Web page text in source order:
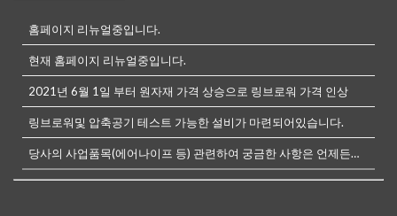
홈페이지 리뉴얼중입니다.
현재 홈페이지 리뉴얼중입니다.
2021년 6월 1일 부터 원자재 가격 상승으로 링브로워 가격 인상
링브로워및 압축공기 테스트 가능한 설비가 마련되어있습니다.
당사의 사업품목(에어나이프 등) 관련하여 궁금한 사항은 언제든전화나, 메...